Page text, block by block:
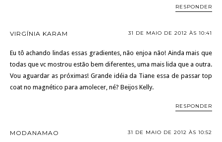
RESPONDER
VIRGÍNIA KARAM 31 DE MAIO DE 2012 ÀS 10:41
Eu tô achando lindas essas gradientes, não enjoa não! Ainda mais que
todas que vc mostrou estão bem diferentes, uma mais lida que a outra.
Vou aguardar as próximas! Grande idéia da Tiane essa de passar top
coat no magnético para amolecer, né? Beijos Kelly.
RESPONDER
MODANAMAO 31 DE MAIO DE 2012 ÀS 10:52